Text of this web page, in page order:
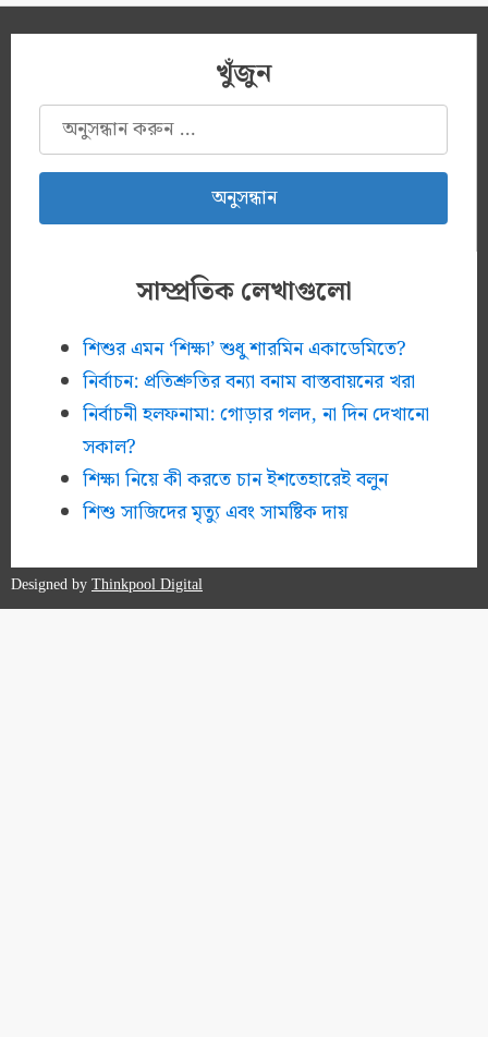
খুঁজুন
অনুসন্ধানঃ
সাম্প্রতিক লেখাগুলো
শিশুর এমন ‘শিক্ষা’ শুধু শারমিন একাডেমিতে?
নির্বাচন: প্রতিশ্রুতির বন্যা বনাম বাস্তবায়নের খরা
নির্বাচনী হলফনামা: গোড়ার গলদ, না দিন দেখানো
সকাল?
শিক্ষা নিয়ে কী করতে চান ইশতেহারেই বলুন
শিশু সাজিদের মৃত্যু এবং সামষ্টিক দায়
Designed byThinkpool Digital